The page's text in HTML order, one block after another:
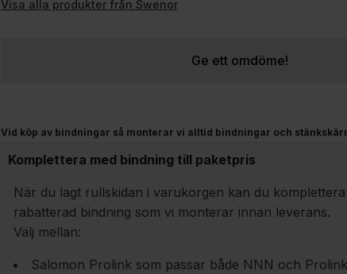
Visa alla produkter från Swenor
Ge ett omdöme!
Vid köp av bindningar så monterar vi alltid bindningar och
Komplettera med bindning till paketpris
När du lagt rullskidan i varukorgen kan du
rabatterad bindning som vi monterar innan leverans.
Välj mellan:
Salomon Prolink som passar både NNN och